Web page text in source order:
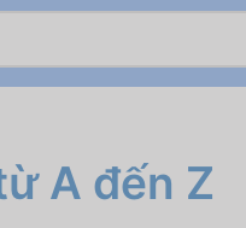
A đến Z